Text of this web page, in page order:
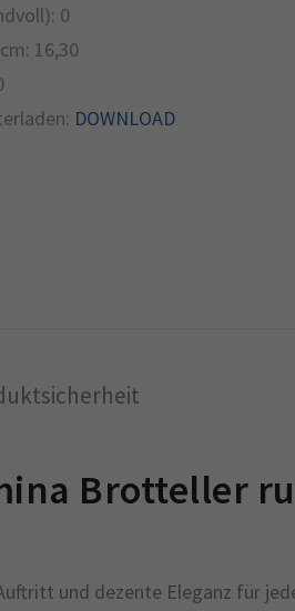
0
16,30
DOWNLOAD
Brotteller
und dezente Eleganz für